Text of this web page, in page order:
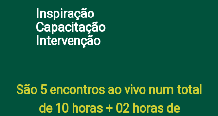
Inspiração
Capacitação
Intervenção
São 5 encontros ao vivo num total
de 10 horas + 02 horas de